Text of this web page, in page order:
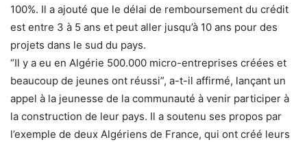
100%. Il a ajouté que le délai de remboursement du crédit
est entre 3 à 5 ans et peut aller jusqu’à 10 ans pour des
projets dans le sud du pays.
“Il y a eu en Algérie 500.000 micro-entreprises créées et
beaucoup de jeunes ont réussi”, a-t-il affirmé, lançant un
appel à la jeunesse de la communauté à venir participer à
la construction de leur pays. Il a soutenu ses propos par
l’exemple de deux Algériens de France, qui ont créé leurs